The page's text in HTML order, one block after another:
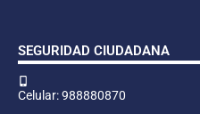
SEGURIDAD CIUDADANA
Celular: 988880870